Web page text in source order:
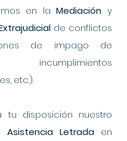
en laMediación y
de conflictos
de impago de
incumplimientos
etc.).
tu disposición nuestro
Asistencia Letrada en